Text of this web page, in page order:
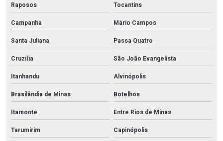
Raposos
Tocantins
Campanha
Mário Campos
Santa Juliana
Passa Quatro
Cruzília
São João Evangelista
Itanhandu
Alvinópolis
Brasilândia de Minas
Botelhos
Itamonte
Entre Rios de Minas
Tarumirim
Capinópolis